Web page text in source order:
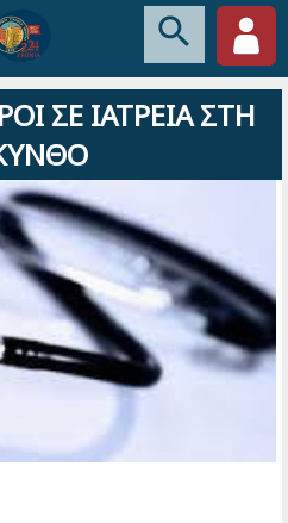
ΣΕ ΙΑΤΡΕΙΑ ΣΤΗ